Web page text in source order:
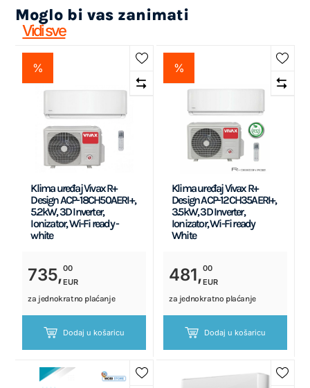
Moglo bi vas zanimati
Vidi sve
%
Klima uređaj Vivax R+
Design ACP-18CH50AERI+,
5.2kW, 3D Inverter,
Ionizator, Wi-Fi ready -
white
735,00
EUR
za jednokratno plaćanje
Dodaj u košaricu
%
Klima uređaj Vivax R+
Design ACP-12CH35AERI+,
3.5kW, 3D Inverter,
Ionizator, Wi-Fi ready
White
481,00
EUR
za jednokratno plaćanje
Dodaj u košaricu